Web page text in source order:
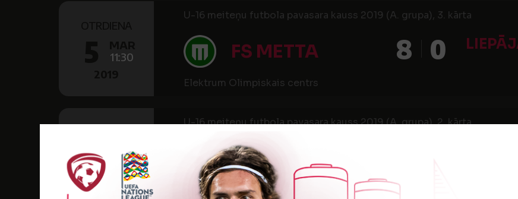
11:30
U-16 meiteņu futbola pavasara kauss 2019 (A. grupa), 3. kārta
FS METTA 8 0
Elektrum Olimpiskais centrs
5 MAR
10:30
2019
U-16 meiteņu futbola pavasara kauss 2019 (A. grupa), 2. kārta
LIEPĀJAS FUTBOLA
SKOLA
Elektrum Olimpiskais centrs